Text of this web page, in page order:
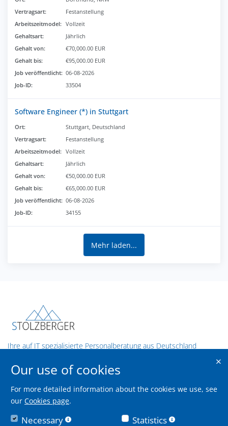
Vertragsart:
Festanstellung
Arbeitszeitmodel: Vollzeit
Gehaltsart:
Jährlich
Gehalt von:
€70,000.00 EUR
Gehalt bis:
€95,000.00 EUR
Job veröffentlicht: 06-08-2026
Job-ID:
33504
Software Engineer (*) in Stuttgart
Ort:
Stuttgart, Deutschland
Vertragsart:
Festanstellung
Arbeitszeitmodel: Vollzeit
Gehaltsart:
Jährlich
Gehalt von:
€50,000.00 EUR
Gehalt bis:
€65,000.00 EUR
Job veröffentlicht: 06-08-2026
Job-ID:
34155
Mehr laden...
Ihre auf IT spezialisierte Personalberatung aus Deutschland
Contact us
Stolzberger GmbH
Theodor-Heuss-Straße 9,
info@stolzberger.de
Our use of cookies
For more detailed information about the cookies we use, see
our Cookies page.
Necessary Statistics